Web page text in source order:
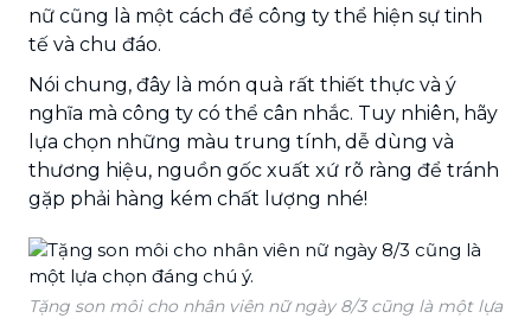
nữ cũng là một cách để công ty thể hiện sự tinh
tế và chu đáo.
Nói chung, đây là món quà rất thiết thực và ý
nghĩa mà công ty có thể cân nhắc. Tuy nhiên, hãy
lựa chọn những màu trung tính, dễ dùng và
thương hiệu, nguồn gốc xuất xứ rõ ràng để tránh
gặp phải hàng kém chất lượng nhé!
Tặng son môi cho nhân viên nữ ngày 8/3 cũng là một lựa